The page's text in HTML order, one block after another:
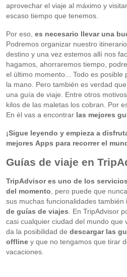
aprovechar el viaje al máximo y
escaso tiempo que tenemos.
Por eso, es necesario llevar una
Podremos organizar nuestro
destino y una vez estemos allí nos
hagamos, ahorraremos tiempo,
el último momento... Todo es posible
la mano. Pero también es verdad
una guía de viaje. Entre otros
kilos de las maletas los cobran. Por
En él vas a encontrarlas mejores
¡Sigue leyendo y empieza a
mejores Apps para recorrer el
Guías de viaje en
TripAdvisor es uno de los
del momento, pero puede que
sus muchas funcionalidades también
de guías de viajes. En TripAdvisor
casi cualquier ciudad del mundo que
da la posibilidad de descargar las
offliney que no tengamos que tirar
vacaciones.